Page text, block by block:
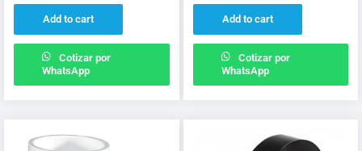
Add to cart
Cotizar por
WhatsApp
Add to cart
Cotizar por
WhatsApp